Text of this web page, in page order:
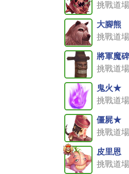
挑戰道場
大腳熊
挑戰道場
將軍魔
挑戰道場
鬼火★
挑戰道場
僵屍★
挑戰道場
皮里恩
挑戰道場